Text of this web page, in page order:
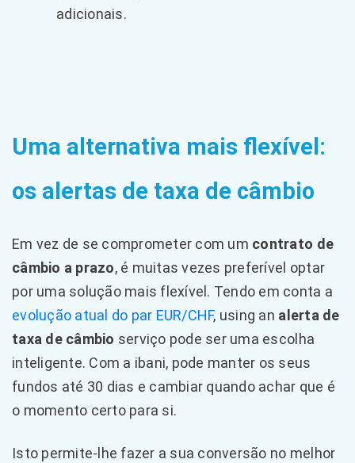
adicionais.
Uma alternativa mais flexível:
os alertas de taxa de câmbio
Em vez de se comprometer com um contrato de
câmbio a prazo, é muitas vezes preferível optar
por uma solução mais flexível. Tendo em conta a
evolução atual do par EUR/CHF, using an alerta de
taxa de câmbio serviço pode ser uma escolha
inteligente. Com a ibani, pode manter os seus
fundos até 30 dias e cambiar quando achar que é
o momento certo para si.
Isto permite-lhe fazer a sua conversão no melhor